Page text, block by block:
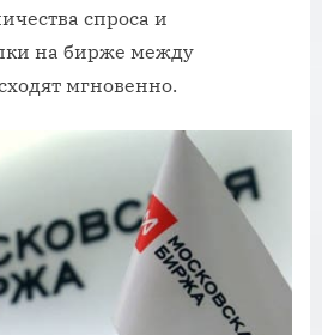
спроса и
на бирже между
мгновенно.